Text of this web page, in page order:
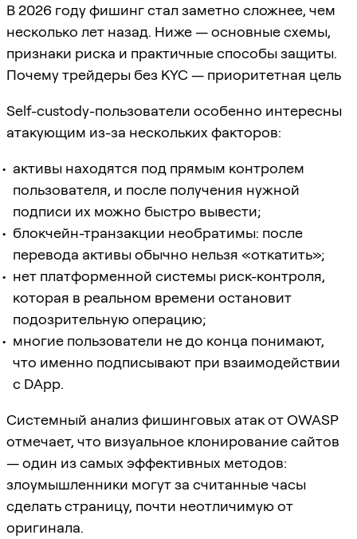
В 2026 году фишинг стал заметно сложнее, чем
несколько лет назад. Ниже — основные схемы,
признаки риска и практичные способы защиты.
Почему трейдеры без KYC — приоритетная цель
Self-custody-пользователи особенно интересны
атакующим из-за нескольких факторов:
активы находятся под прямым контролем
пользователя, и после получения нужной
подписи их можно быстро вывести;
блокчейн-транзакции необратимы: после
перевода активы обычно нельзя «откатить»;
нет платформенной системы риск-контроля,
которая в реальном времени остановит
подозрительную операцию;
многие пользователи не до конца понимают,
что именно подписывают при взаимодействии
с DApp.
Системный анализ фишинговых атак от OWASP
отмечает, что визуальное клонирование сайтов
— один из самых эффективных методов:
злоумышленники могут за считанные часы
сделать страницу, почти неотличимую от
оригинала.